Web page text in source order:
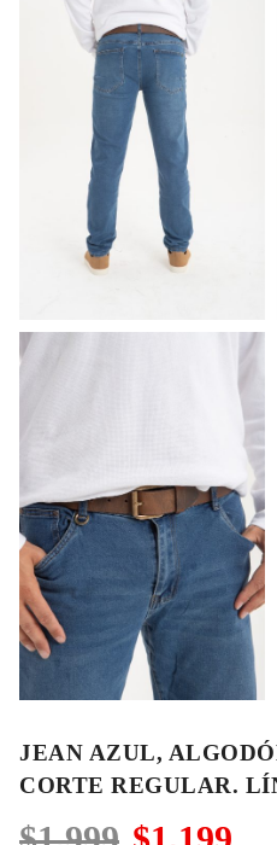
JEAN AZUL,
CORTE REGULAR.